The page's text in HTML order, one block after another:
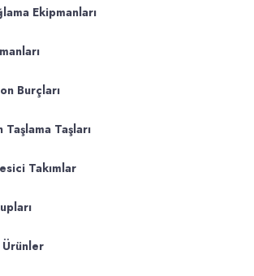
Ekipmanları
Burçları
Taşlama Taşları
Takımlar
Ürünler